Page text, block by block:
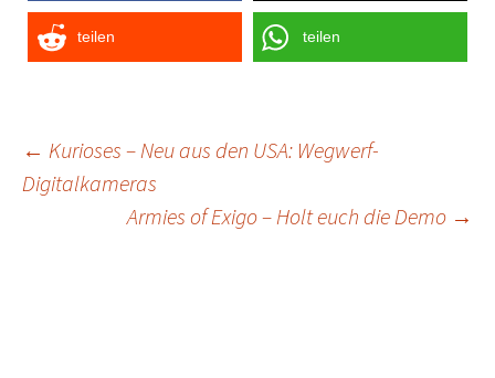
teilen teilen
Post
navigation
← Kurioses – Neu aus den USA: Wegwerf-
Digitalkameras
Armies of Exigo – Holt euch die Demo →